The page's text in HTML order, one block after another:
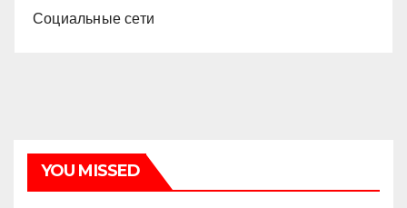
Социальные сети
YOU MISSED